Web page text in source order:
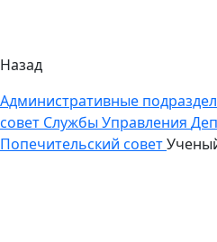
Назад
Административные
совет Службы Управления
Попечительский совет